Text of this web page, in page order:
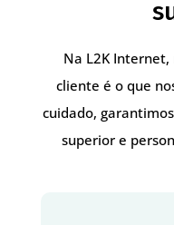
Na L2K Internet,
cliente é o que
cuidado,
superior e